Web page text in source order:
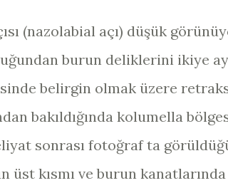
(nazolabial açı) düşük
burun deliklerini ikiye
belirgin olmak üzere
bakıldığında kolumella
sonrası fotoğraf ta
üst kısmı ve burun